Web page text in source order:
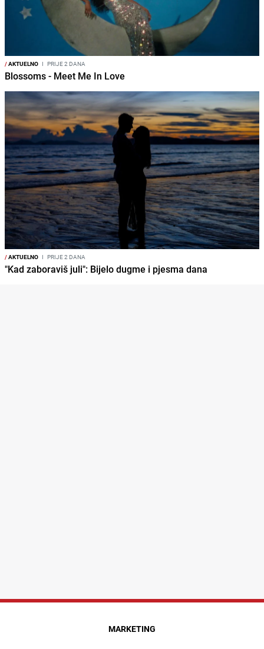
/AKTUELNO I PRIJE 2 DANA
Blossoms - Meet Me In Love
/AKTUELNO I PRIJE 2 DANA
"Kad zaboraviš juli": Bijelo dugme i pjesma dana
MARKETING